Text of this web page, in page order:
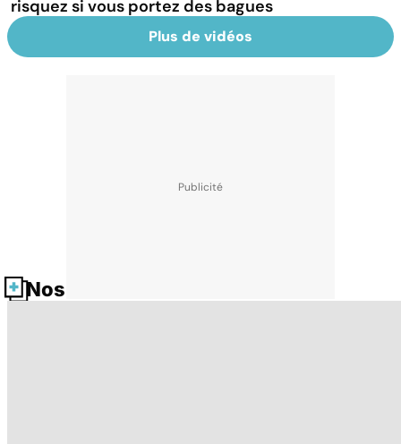
risquez si vous portez des bagues
Plus de vidéos
Nos fiches santé